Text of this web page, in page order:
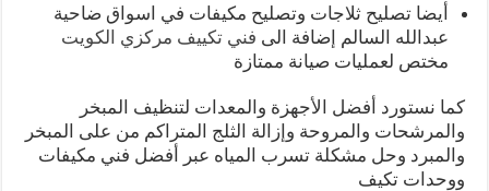
أيضا تصليح ثلاجات وتصليح مكيفات في اسواق ضاحية
عبدالله السالم إضافة الى فني تكييف مركزي الكويت
مختص لعمليات صيانة ممتازة
كما نستورد أفضل الأجهزة والمعدات لتنظيف المبخر
والمرشحات والمروحة وإزالة الثلج المتراكم من على المبخر
والمبرد وحل مشكلة تسرب المياه عبر أفضل فني مكيفات
ووحدات تكيف